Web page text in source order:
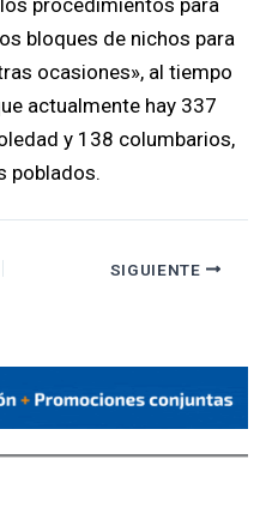
bloques de nichos para
ocasiones», al tiempo
actualmente hay 337
y 138 columbarios,
poblados.
SIGUIENTE